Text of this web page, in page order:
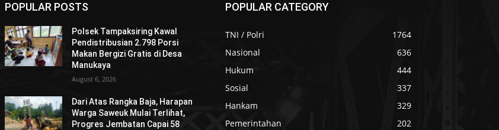
POPULAR POSTS
Polsek Tampaksiring Kawal
Pendistribusian 2.798 Porsi
Makan Bergizi Gratis di Desa
Manukaya
August 6, 2026
Dari Atas Rangka Baja, Harapan
Warga Saweuk Mulai Terlihat,
Progres Jembatan Capai 58
POPULAR CATEGORY
TNI / Polri
1764
Nasional
636
Hukum
444
Sosial
337
Hankam
329
Pemerintahan
202